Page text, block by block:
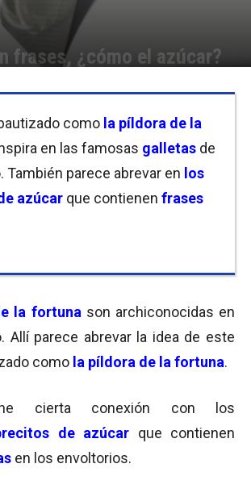
frases, ¿cómo el azúcar?
como la píldora de la
en las famosas galletas de
También parece abrevar en los
azúcar que contienen frases
la fortuna son archiconocidas en
Allí parece abrevar la idea de este
como la píldora de la fortuna.
cierta conexión con los
de azúcar que contienen
en los envoltorios.